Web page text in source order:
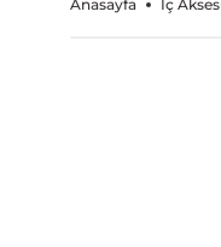
Anasayfa İç